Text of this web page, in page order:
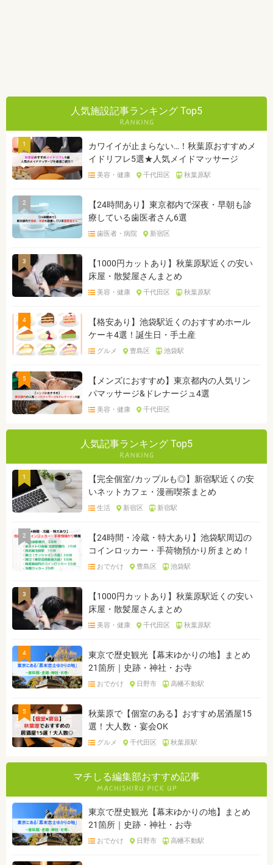
人気施設記事ランキング Top5
1
カワイイが止まらない…！秋葉原おすすめメ
イドリフレ5選★人気メイドマッサージ
美容・健康 千代田区 秋葉原駅
2
【24時間あり】東京都内で深夜・早朝も診
療している歯医者さん6選
歯医者・病院 新宿区
3
【1000円カットあり】秋葉原駅近くの安い
床屋・散髪屋さんまとめ
美容・健康 千代田区 秋葉原駅
4
【格安あり】池袋駅近くのおすすめホール
ケーキ4選！誕生日・手土産
グルメ 豊島区 池袋駅
5
【メンズにおすすめ】東京都内の人気リン
パマッサージ&ドレナージュ4選
美容・健康 千代田区
人気記事ランキング Top5
1
【完全個室/カップルも◎】新宿駅近くの安
いネットカフェ・漫画喫茶まとめ
生活 新宿区 新宿駅
2
【24時間・冷蔵・特大あり】池袋駅周辺の
コインロッカー・手荷物預かり所まとめ！
おでかけ 豊島区 池袋駅
3
【1000円カットあり】秋葉原駅近くの安い
床屋・散髪屋さんまとめ
美容・健康 千代田区 秋葉原駅
4
東京で歴史観光【幕末ゆかりの地】まとめ
21箇所｜史跡・神社・お寺
おでかけ 日野市 高幡不動駅
5
秋葉原で【個室のある】おすすめ居酒屋15
選！大人数・宴会OK
グルメ 千代田区 秋葉原駅
マチしる編集部おすすめ記事
東京で歴史観光【幕末ゆかりの地】まとめ
21箇所｜史跡・神社・お寺
おでかけ 日野市 高幡不動駅